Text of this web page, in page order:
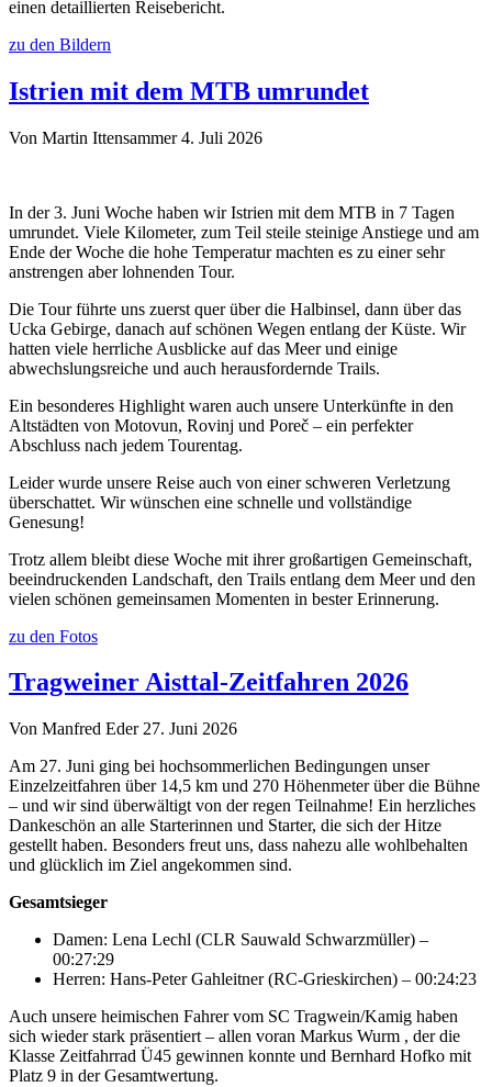
einen detaillierten Reisebericht.
zu den Bildern
Istrien mit dem MTB umrundet
Von Martin Ittensammer 4. Juli 2026
In der 3. Juni Woche haben wir Istrien mit dem MTB in 7 Tagen
umrundet. Viele Kilometer, zum Teil steile steinige Anstiege und am
Ende der Woche die hohe Temperatur machten es zu einer sehr
anstrengen aber lohnenden Tour.
Die Tour führte uns zuerst quer über die Halbinsel, dann über das
Ucka Gebirge, danach auf schönen Wegen entlang der Küste. Wir
hatten viele herrliche Ausblicke auf das Meer und einige
abwechslungsreiche und auch herausfordernde Trails.
Ein besonderes Highlight waren auch unsere Unterkünfte in den
Altstädten von Motovun, Rovinj und Poreč – ein perfekter
Abschluss nach jedem Tourentag.
Leider wurde unsere Reise auch von einer schweren Verletzung
überschattet. Wir wünschen eine schnelle und vollständige
Genesung!
Trotz allem bleibt diese Woche mit ihrer großartigen Gemeinschaft,
beeindruckenden Landschaft, den Trails entlang dem Meer und den
vielen schönen gemeinsamen Momenten in bester Erinnerung.
zu den Fotos
Tragweiner Aisttal-Zeitfahren 2026
Von Manfred Eder 27. Juni 2026
Am 27. Juni ging bei hochsommerlichen Bedingungen unser
Einzelzeitfahren über 14,5 km und 270 Höhenmeter über die Bühne
– und wir sind überwältigt von der regen Teilnahme! Ein herzliches
Dankeschön an alle Starterinnen und Starter, die sich der Hitze
gestellt haben. Besonders freut uns, dass nahezu alle wohlbehalten
und glücklich im Ziel angekommen sind.
Gesamtsieger
Damen: Lena Lechl (CLR Sauwald Schwarzmüller) –
00:27:29
Herren: Hans-Peter Gahleitner (RC-Grieskirchen) – 00:24:23
Auch unsere heimischen Fahrer vom SC Tragwein/Kamig haben
sich wieder stark präsentiert – allen voran Markus Wurm , der die
Klasse Zeitfahrrad Ü45 gewinnen konnte und Bernhard Hofko mit
Platz 9 in der Gesamtwertung.